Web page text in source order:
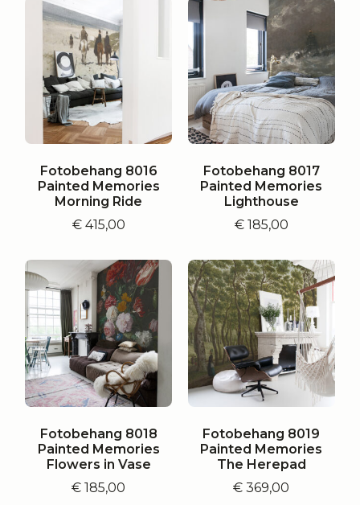
Fotobehang 8016
Painted Memories
Morning Ride
€415,00
Fotobehang 8017
Painted Memories
Lighthouse
€185,00
Fotobehang 8018
Painted Memories
Flowers in Vase
€ 185,00
Fotobehang 8019
Painted Memories
The Herepad
€ 369,00